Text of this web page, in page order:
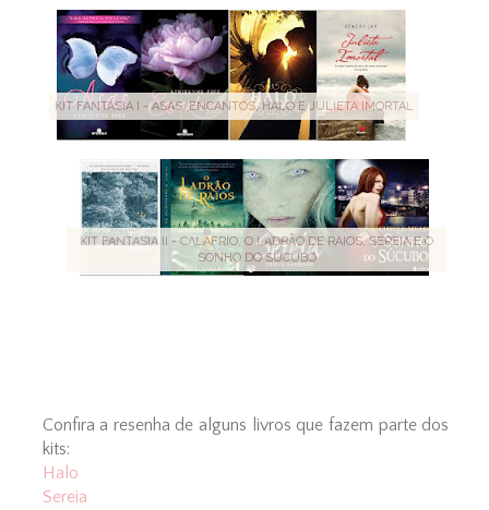
KIT FANTASIA I - ASAS, ENCANTOS, HALO E JULIETA IMORTAL
KIT FANTASIA II - CALAFRIO, O LADRÃO DE RAIOS, SEREIA E O
SONHO DO SÚCUBO
Confira a resenha de alguns livros que fazem parte dos
kits:
Halo
Sereia